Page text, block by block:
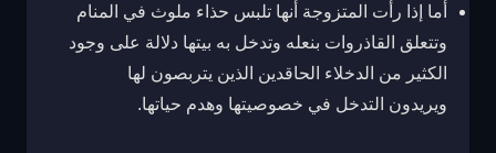
أما إذا رأت المتزوجة أنها تلبس حذاء ملوث في المنام
وتتعلق القاذروات بنعله وتدخل به بيتها دلالة على وجود
الكثير من الدخلاء الحاقدين الذين يتربصون لها
ويريدون التدخل في خصوصيتها وهدم حياتها.